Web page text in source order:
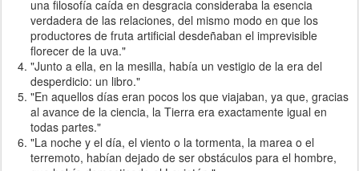
una filosofía caída en desgracia consideraba la esencia
verdadera de las relaciones, del mismo modo en que los
productores de fruta artificial desdeñaban el imprevisible
florecer de la uva."
"Junto a ella, en la mesilla, había un vestigio de la era del
desperdicio: un libro."
"En aquellos días eran pocos los que viajaban, ya que, gracias
al avance de la ciencia, la Tierra era exactamente igual en
todas partes."
"La noche y el día, el viento o la tormenta, la marea o el
terremoto, habían dejado de ser obstáculos para el hombre,